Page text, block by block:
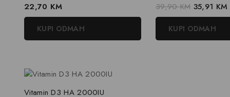
0
out
of
22,70 KM
KUPI ODMAH
0
out
of
39,90KM 35,91 KM
KUPI ODMAH
Vitamin D3 HA 2000IU